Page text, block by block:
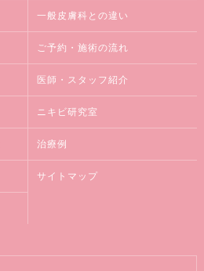
一般皮膚科との違い
ご予約・施術の流れ
医師・スタッフ紹介
ニキビ研究室
治療例
サイトマップ